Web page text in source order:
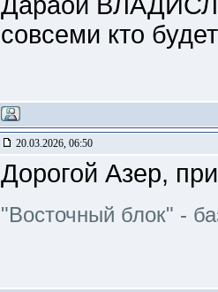
совсеми кто
20.03.2026, 06:50
Дорогой Азер,
"Восточный блок" -